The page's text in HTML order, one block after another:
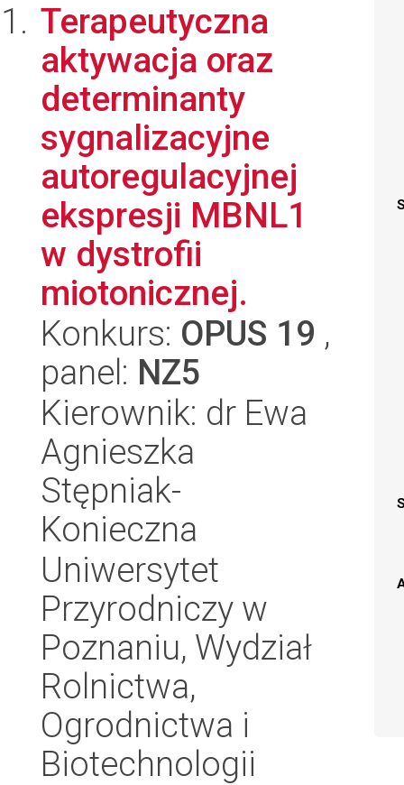
Terapeutyczna
aktywacja oraz
determinanty
sygnalizacyjne
autoregulacyjnej
ekspresji MBNL1
w dystrofii
miotonicznej.
Konkurs: OPUS 19 ,
panel: NZ5
Kierownik: dr Ewa
Agnieszka
Stępniak-
Konieczna
Uniwersytet
Przyrodniczy w
Poznaniu, Wydział
Rolnictwa,
Ogrodnictwa i
Biotechnologii